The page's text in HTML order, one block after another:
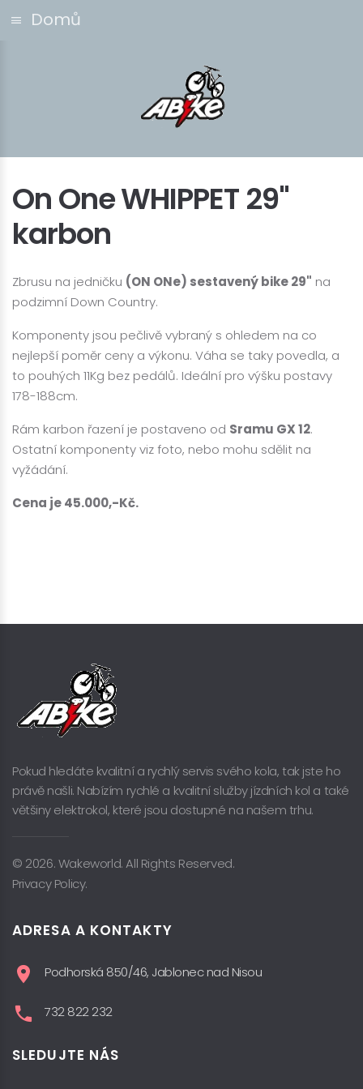
Domů
On One WHIPPET 29"
karbon
Zbrusu na jedničku (ON ONe) sestavený bike 29" na
podzimní Down Country.
Komponenty jsou pečlivě vybraný s ohledem na co
nejlepší poměr ceny a výkonu. Váha se taky povedla, a
to pouhých 11Kg bez pedálů. Ideální pro výšku postavy
178-188cm.
Rám karbon řazení je postaveno od Sramu GX 12.
Ostatní komponenty viz foto, nebo mohu sdělit na
vyžádání.
Cena je 45.000,-Kč.
Pokud hledáte kvalitní a rychlý servis svého kola, tak jste ho
právě našli. Nabízím rychlé a kvalitní služby jízdních kol a také
většiny elektrokol, které jsou dostupné na našem trhu.
© 2026. Wakeworld. All Rights Reserved.
Privacy Policy.
ADRESA A KONTAKTY
Podhorská 850/46, Jablonec nad Nisou
732 822 232
SLEDUJTE NÁS